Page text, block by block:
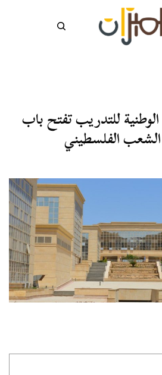
للتدريب تفتح باب
الشعب الفلسطيني